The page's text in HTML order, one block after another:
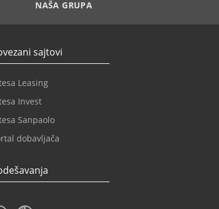
NAŠA GRUPA
sajtovi
Leasing
Invest
Sanpaolo
dobavljača